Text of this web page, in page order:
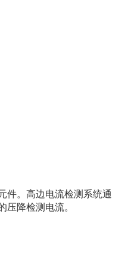
件。高边电流检测系统通
降检测电流。